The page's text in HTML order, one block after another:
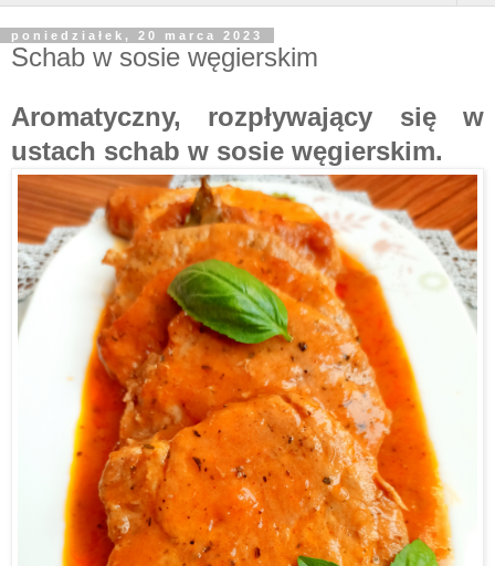
poniedziałek, 20 marca 2023
Schab w sosie węgierskim
Aromatyczny, rozpływający się w
ustach schab w sosie węgierskim.